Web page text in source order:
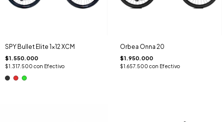
SPY Bullet Elite 1x12 XCM
$1.550.000
$1.317.500 con Efectivo
Orbea Onna 20
$1.950.000
$1.657.500 con Efectivo